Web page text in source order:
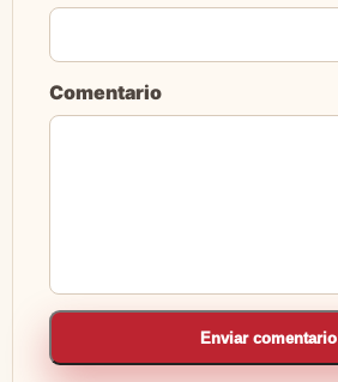
Comentario
Enviar comentario